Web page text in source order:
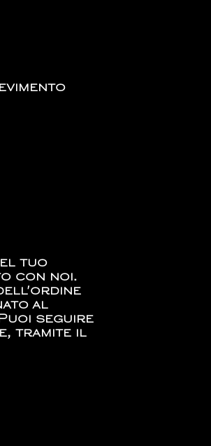
tuo
con noi.
al
seguire
tramite il